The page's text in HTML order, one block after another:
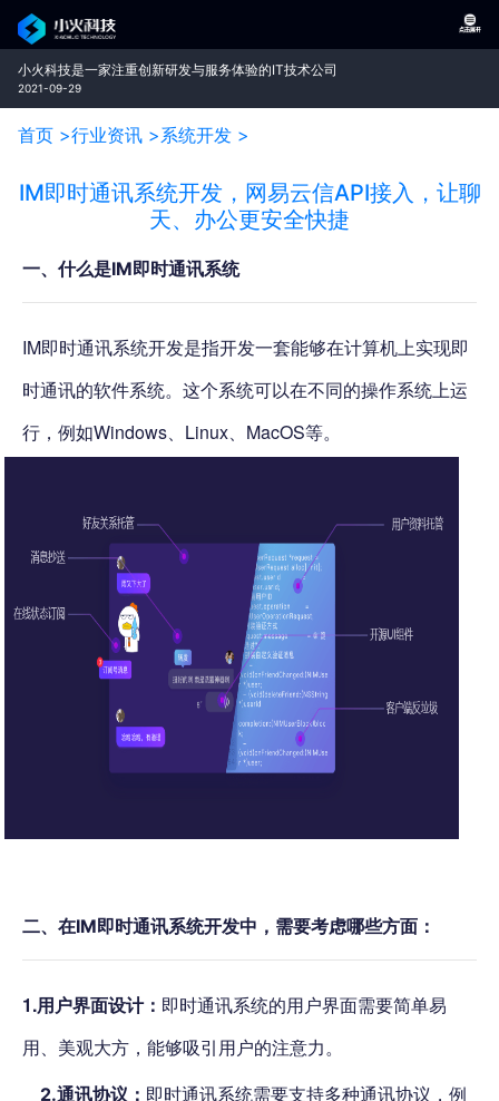
小火科技是一家注重创新研发与服务体验的IT技术公司
2021-09-29
首页 >行业资讯 >系统开发 >
IM即时通讯系统开发，网易云信API接入，让聊
天、办公更安全快捷
一、什么是IM即时通讯系统
IM即时通讯系统开发是指开发一套能够在计算机上实现即
时通讯的软件系统。这个系统可以在不同的操作系统上运
行，例如Windows、Linux、MacOS等。
二、在IM即时通讯系统开发中，需要考虑哪些方面：
1.用户界面设计： 即时通讯系统的用户界面需要简单易
用、美观大方，能够吸引用户的注意力。
2.通讯协议： 即时通讯系统需要支持多种通讯协议，例